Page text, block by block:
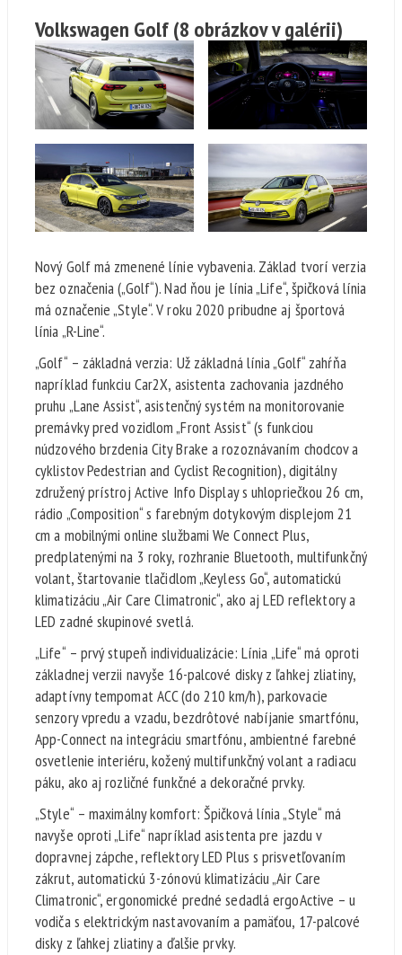
Volkswagen Golf(8 obrázkov v galérii)
Nový Golf má zmenené línie vybavenia. Základ tvorí verzia
bez označenia („Golf“). Nad ňou je línia „Life“, špičková línia
má označenie „Style“. V roku 2020 pribudne aj športová
línia „R-Line“.
„Golf“ – základná verzia: Už základná línia „Golf“ zahŕňa
napríklad funkciu Car2X, asistenta zachovania jazdného
pruhu „Lane Assist“, asistenčný systém na monitorovanie
premávky pred vozidlom „Front Assist“ (s funkciou
núdzového brzdenia City Brake a rozoznávaním chodcov a
cyklistov Pedestrian and Cyclist Recognition), digitálny
združený prístroj Active Info Display s uhlopriečkou 26 cm,
rádio „Composition“ s farebným dotykovým displejom 21
cm a mobilnými online službami We Connect Plus,
predplatenými na 3 roky, rozhranie Bluetooth, multifunkčný
volant, štartovanie tlačidlom „Keyless Go“, automatickú
klimatizáciu „Air Care Climatronic“, ako aj LED reflektory a
LED zadné skupinové svetlá.
„Life“ – prvý stupeň individualizácie: Línia „Life“ má oproti
základnej verzii navyše 16-palcové disky z ľahkej zliatiny,
adaptívny tempomat ACC (do 210 km/h), parkovacie
senzory vpredu a vzadu, bezdrôtové nabíjanie smartfónu,
App-Connect na integráciu smartfónu, ambientné farebné
osvetlenie interiéru, kožený multifunkčný volant a radiacu
páku, ako aj rozličné funkčné a dekoračné prvky.
„Style“ – maximálny komfort: Špičková línia „Style“ má
navyše oproti „Life“ napríklad asistenta pre jazdu v
dopravnej zápche, reflektory LED Plus s prisvetľovaním
zákrut, automatickú 3-zónovú klimatizáciu „Air Care
Climatronic“, ergonomické predné sedadlá ergoActive – u
vodiča s elektrickým nastavovaním a pamäťou, 17-palcové
disky z ľahkej zliatiny a ďalšie prvky.